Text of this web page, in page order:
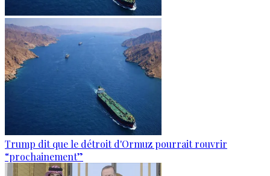
Trump dit que le détroit d'Ormuz pourrait rouvrir
“prochainement”